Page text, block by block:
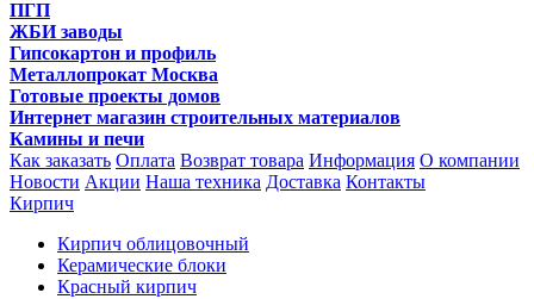
ПГП
ЖБИ заводы
Гипсокартон и профиль
Металлопрокат Москва
Готовые проекты домов
Интернет магазин строительных материалов
Камины и печи
Как заказать Оплата Возврат товара Информация О компании
Новости Акции Наша техника Доставка Контакты
Кирпич
Кирпич облицовочный
Керамические блоки
Красный кирпич